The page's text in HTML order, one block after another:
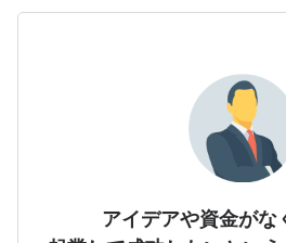
アイデアや資金がな